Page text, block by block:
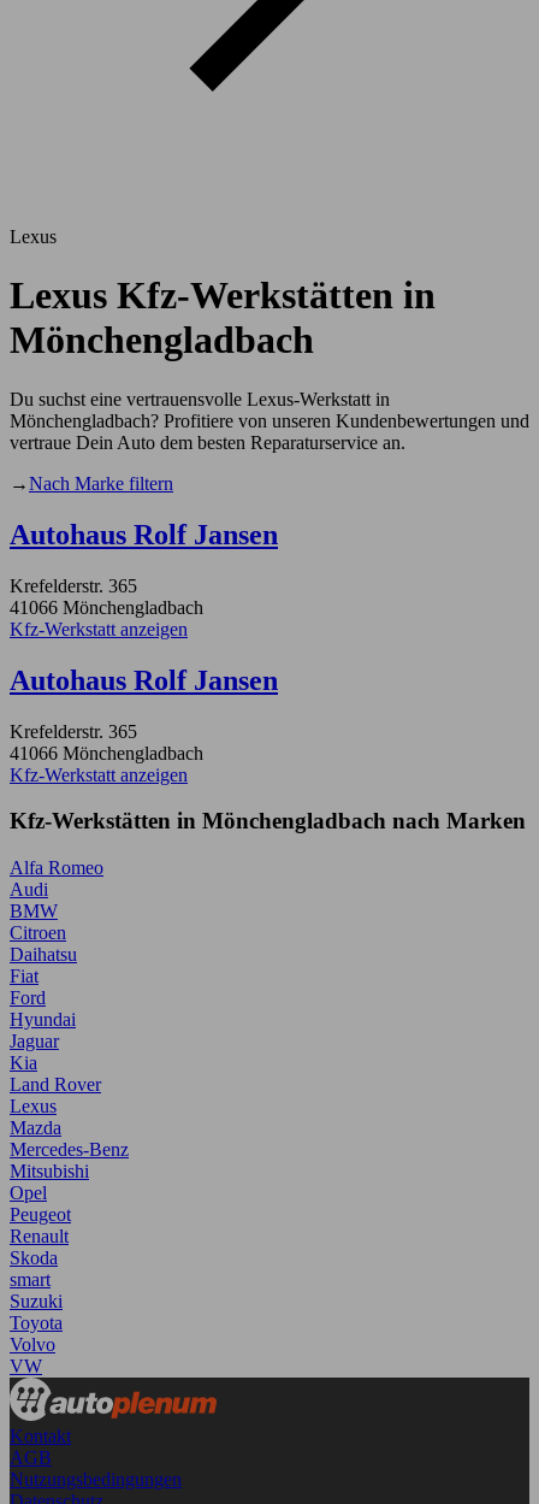
Lexus
Lexus Kfz-Werkstätten in
Mönchengladbach
Du suchst eine vertrauensvolle Lexus-Werkstatt in
Mönchengladbach? Profitiere von unseren Kundenbewertungen und
vertraue Dein Auto dem besten Reparaturservice an.
→Nach Marke filtern
Autohaus Rolf Jansen
Krefelderstr. 365
41066 Mönchengladbach
Kfz-Werkstatt anzeigen
Autohaus Rolf Jansen
Krefelderstr. 365
41066 Mönchengladbach
Kfz-Werkstatt anzeigen
Kfz-Werkstätten in Mönchengladbach nach Marken
Alfa Romeo
Audi
BMW
Citroen
Daihatsu
Fiat
Ford
Hyundai
Jaguar
Kia
Land Rover
Lexus
Mazda
Mercedes-Benz
Mitsubishi
Opel
Peugeot
Renault
Skoda
smart
Suzuki
Toyota
Volvo
VW
Kontakt
AGB
Nutzungsbedingungen